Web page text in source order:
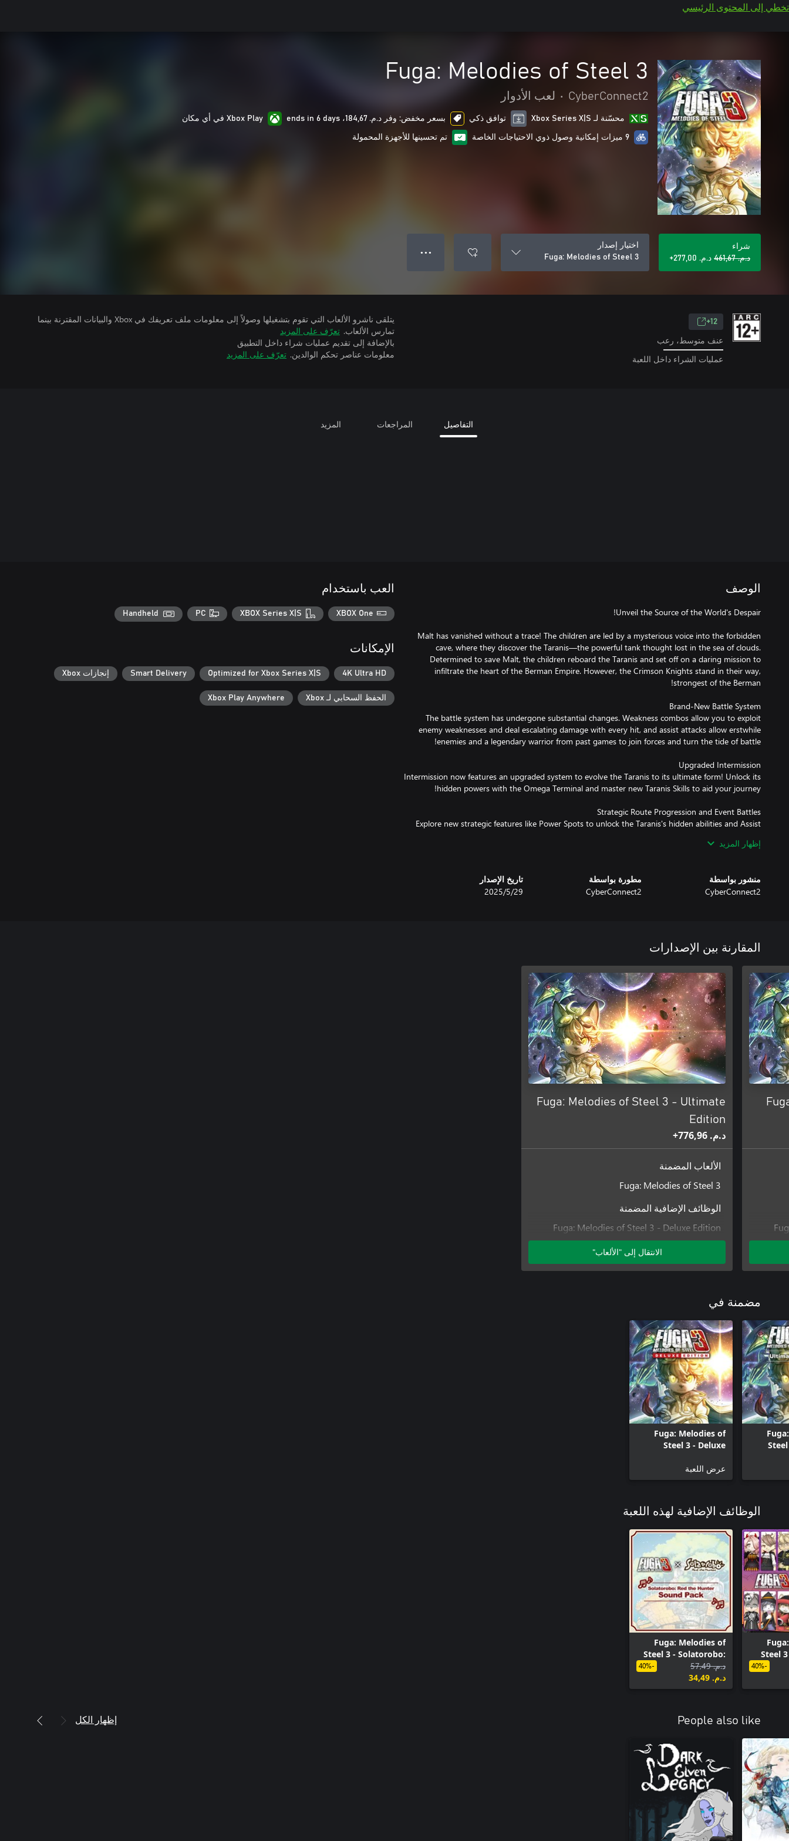
تخطي إلى المحتوى الرئيسي
Fuga: Melodies of Steel 3
CyberConnect2
• لعب الأدوار
محسّنة لـ Xbox Series X|S توافق ذكي بسعر مخفض: وفر د.م.‏ 184,67، ends in 6 days Xbox Play في أي مكان
9 ميزات إمكانية وصول ذوي الاحتياجات الخاصة تم تحسينها للأجهزة المحمولة
شراء
د.م.‏ 461,67
د.م.‏ 277,00+
اختيار إصدار
Fuga: Melodies of Steel 3
● ● ●
12+
عنف متوسط، رعب
عمليات الشراء داخل اللعبة
يتلقى ناشرو الألعاب التي تقوم بتشغيلها وصولاً إلى معلومات ملف تعريفك في Xbox والبيانات المقترنة بينما
تمارس الألعاب. تعرّف على المزيد
بالإضافة إلى تقديم عمليات شراء داخل التطبيق
معلومات عناصر تحكم الوالدين. تعرّف على المزيد
التفاصيل المراجعات المزيد
الوصف
Malt has vanished without a trace! The children are led by a mysterious voice into the forbidden
cave, where they discover the Taranis—the powerful tank thought lost in the sea of clouds.
Determined to save Malt, the children reboard the Taranis and set off on a daring mission to
infiltrate the heart of the Berman Empire. However, the Crimson Knights stand in their way,
The battle system has undergone substantial changes. Weakness combos allow you to exploit
enemy weaknesses and deal escalating damage with every hit, and assist attacks allow erstwhile
Intermission now features an upgraded system to evolve the Taranis to its ultimate form! Unlock its
Explore new strategic features like Power Spots to unlock the Taranis's hidden abilities and Assist
إظهار المزيد
منشور بواسطة
CyberConnect2
مطورة بواسطة
CyberConnect2
تاريخ الإصدار
29‏/5‏/2025
العب باستخدام
XBOX One
XBOX Series X|S
PC
Handheld
الإمكانات
4K Ultra HD
Optimized for Xbox Series X|S
Smart Delivery إنجازات Xbox
الحفظ السحابي لـ Xbox Xbox Play Anywhere
المقارنة بين الإصدارات
Fuga: Melodies of Steel 3 - Ultimate
Edition
د.م.‏ 776,96+
الألعاب المضمنة
Fuga: Melodies of Steel 3
الوظائف الإضافية المضمنة
Fuga: Melodies of Steel 3 - Deluxe Edition
Upgrade Pack
Fuga: Melodies of Steel 3 - Season Pass
الانتقال إلى "الألعاب"
مضمنة في
Fuga: Melodies of
Steel 3 - Deluxe
عرض اللعبة
الوظائف الإضافية لهذه اللعبة
Steel
-40%
Fuga: Melodies of
Steel 3 - Solatorobo:
Red the Hunter
Sound Pack
د.م.‏ 57,49
د.م.‏ 34,49
-40%
People also like إظهار الكل